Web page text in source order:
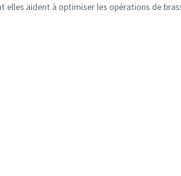
aident à optimiser les opérations de